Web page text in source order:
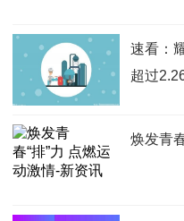
速看：
超过
焕发青